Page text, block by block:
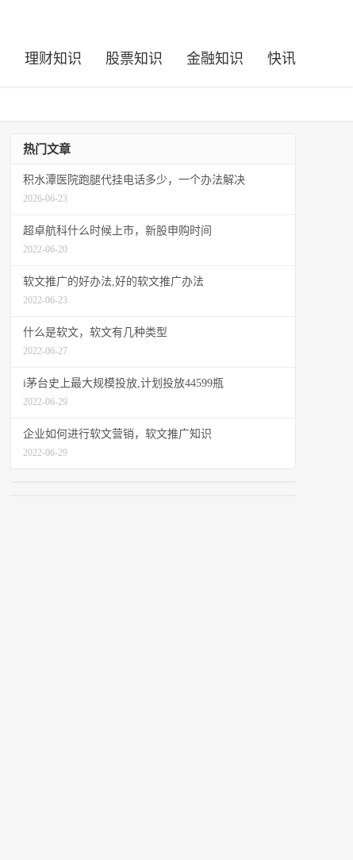
理财知识 股票知识 金融知识 快讯
热门文章
积水潭医院跑腿代挂电话多少，一个办法解决
2026-06-23
超卓航科什么时候上市，新股申购时间
2022-06-20
软文推广的好办法,好的软文推广办法
2022-06-23
什么是软文，软文有几种类型
2022-06-27
i茅台史上最大规模投放,计划投放44599瓶
2022-06-29
企业如何进行软文营销，软文推广知识
2022-06-29